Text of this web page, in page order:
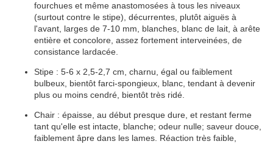
fourchues et même anastomosées à tous les niveaux
(surtout contre le stipe), décurrentes , plutôt aiguës à
l'avant, larges de 7-10 mm, blanches, blanc de lait , à arête
entière et concolore , assez fortement interveinées , de
consistance lardacée
Stipe : 5-6 x 2,5-2,7 cm, charnu égal ou faiblement
bulbeux , bientôt farci-spongieux, blanc, tendant à devenir
plus ou moins cendré, bientôt très ridé
Chair : épaisse , au début presque dure, et restant ferme
tant qu'elle est intacte, blanche; odeur nulle; saveur douce,
faiblement âpre dans les lames . Réaction très faible,